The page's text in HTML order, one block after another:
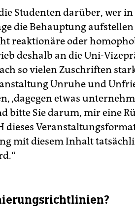
Studenten darüber, wer in
die Behauptung aufstellen
reaktionäre oder
deshalb an die Uni-
so vielen Zuschriften
Unruhe und
‚dagegen etwas
bitte Sie darum, mir eine
dieses
mit diesem Inhalt